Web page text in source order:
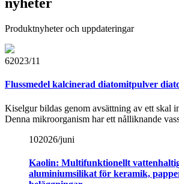
nyheter
Produktnyheter och uppdateringar
62023/11
Flussmedel kalcinerad diatomitpulver
Kiselgur bildas genom avsättning av ett skal
Denna mikroorganism har ett nålliknande
102026/juni
Kaolin: Multifunktionellt
aluminiumsilikat för keramik,